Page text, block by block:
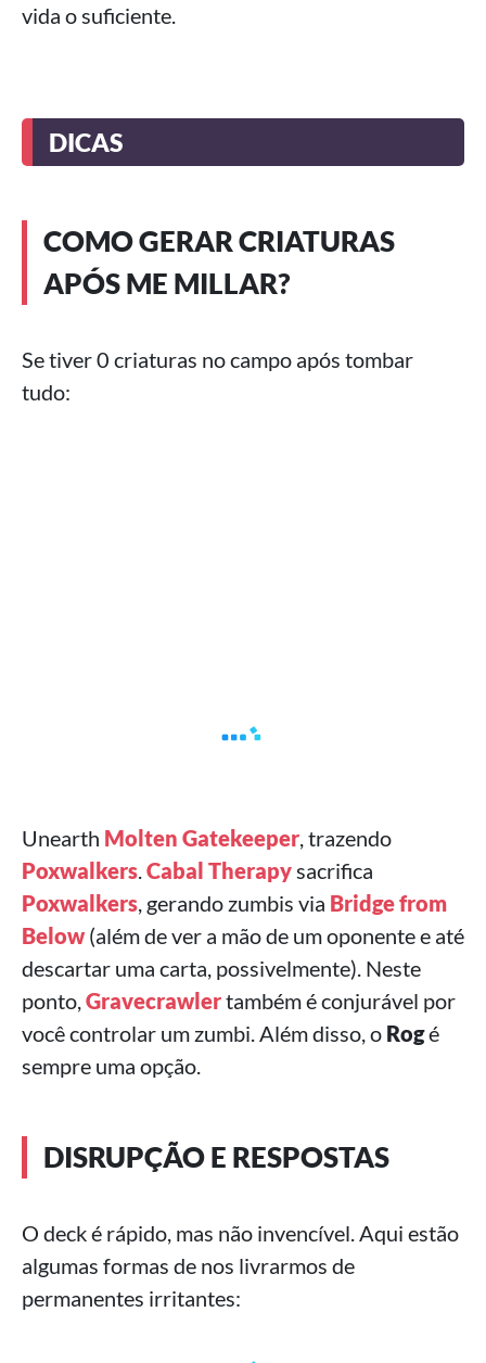
vida o suficiente.
DICAS
COMO GERAR CRIATURAS
APÓS ME MILLAR?
Se tiver 0 criaturas no campo após tombar
tudo:
Unearth Molten Gatekeeper, trazendo
Poxwalkers.Cabal Therapysacrifica
Poxwalkers, gerando zumbis via Bridge from
Below (além de ver a mão de um oponente e até
descartar uma carta, possivelmente). Neste
ponto,Gravecrawlertambém é conjurável por
você controlar um zumbi. Além disso, o Rogé
sempre uma opção.
DISRUPÇÃO E RESPOSTAS
O deck é rápido, mas não invencível. Aqui estão
algumas formas de nos livrarmos de
permanentes irritantes: